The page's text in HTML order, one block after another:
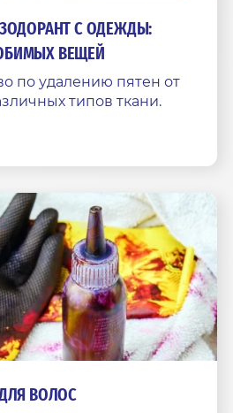
С ОДЕЖДЫ:
ВЕЩЕЙ
по удалению пятен от
типов ткани.
ВОЛОС